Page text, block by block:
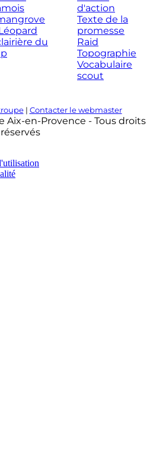
du
d'action
Texte de la
promesse
Raid
Topographie
Vocabulaire
scout
| Contacter le webmaster
Aix-en-Provence - Tous droits
réservés